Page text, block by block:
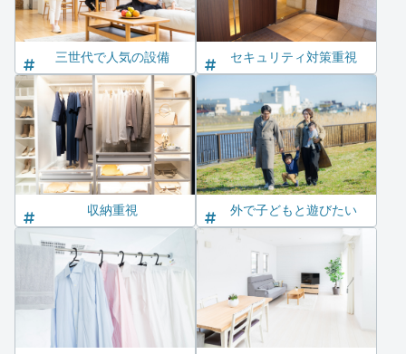
三世代で人気の設備 セキュリティ対策重視
収納重視 外で子どもと遊びたい